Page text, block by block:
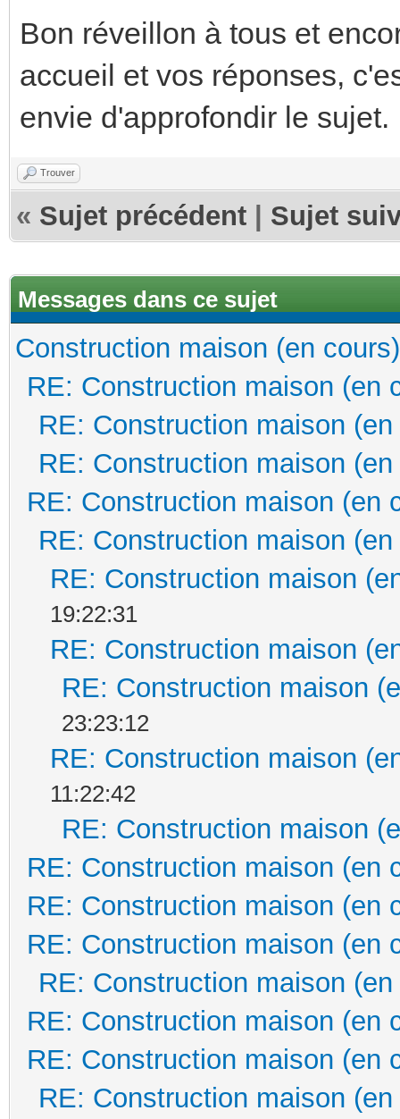
Bon réveillon à tous et
accueil et vos réponses,
envie d'approfondir le sujet.
Trouver
« Sujet précédent Sujet
Messages dans ce sujet
Construction maison (en cours)
RE: Construction maison (en
RE: Construction maison
RE: Construction maison
RE: Construction maison (en
RE: Construction maison
RE: Construction maison
19:22:31
RE: Construction maison
RE: Construction maison
23:23:12
RE: Construction maison
11:22:42
RE: Construction maison
RE: Construction maison (en
RE: Construction maison (en
RE: Construction maison (en
RE: Construction maison
RE: Construction maison (en
RE: Construction maison (en
RE: Construction maison